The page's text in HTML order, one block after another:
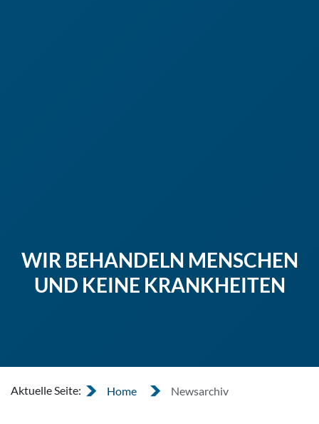
WIR BEHANDELN MENSCHEN
UND KEINE KRANKHEITEN
Aktuelle Seite: Home Newsarchiv